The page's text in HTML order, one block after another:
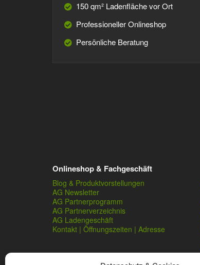
150 qm² Ladenfläche vor Ort
Professioneller Onlineshop
Persönliche Beratung
Onlineshop & Fachgeschäft
Blog & Produktvorstellungen
AG Newsletter
AG Partnerprogramm
AG Partnerverzeichnis
AG Ladengeschäft
Kontakt | Öffnungszeiten | Adresse